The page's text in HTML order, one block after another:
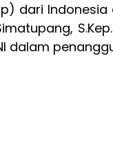
dari Indonesia
dalam